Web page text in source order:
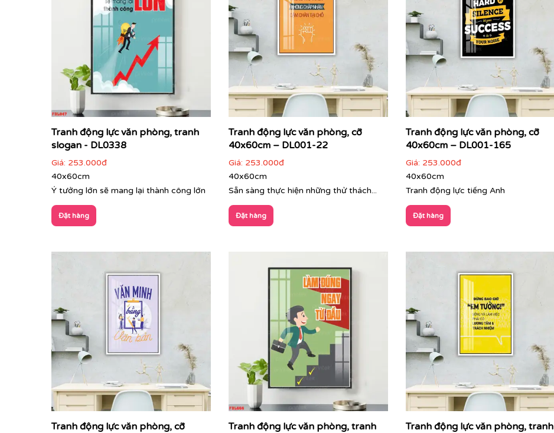
Cận cảnh tranh động lực do Printek sản xuất
Tranh động lực văn phòng, tranh
slogan - DL0338
Giá: 253.000đ
40x60cm
Ý tưởng lớn sẽ mang lại thành công lớn
Đặt hàng
Tranh động lực văn phòng, cỡ
40x60cm – DL001-22
Giá: 253.000đ
40x60cm
Sẵn sàng thực hiện những thử thách...
Đặt hàng
Tranh động lực văn phòng, cỡ
40x60cm – DL001-165
Giá: 253.000đ
40x60cm
Tranh động lực tiếng Anh
Đặt hàng
Tranh động lực văn phòng, cỡ
Tranh động lực văn phòng, tranh
Tranh động lực văn phòng, tranh